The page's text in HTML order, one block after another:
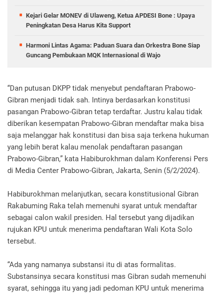
Kejari Gelar MONEV di Ulaweng, Ketua APDESI Bone : Upaya
Peningkatan Desa Harus Kita Support
Harmoni Lintas Agama: Paduan Suara dan Orkestra Bone Siap
Guncang Pembukaan MQK Internasional di Wajo
“Dan putusan DKPP tidak menyebut pendaftaran Prabowo-
Gibran menjadi tidak sah. Intinya berdasarkan konstitusi
pasangan Prabowo-Gibran tetap terdaftar. Justru kalau tidak
diberikan kesempatan Prabowo-Gibran mendaftar maka bisa
saja melanggar hak konstitusi dan bisa saja terkena hukuman
yang lebih berat kalau menolak pendaftaran pasangan
Prabowo-Gibran,” kata Habiburokhman dalam Konferensi Pers
di Media Center Prabowo-Gibran, Jakarta, Senin (5/2/2024).
Habiburokhman melanjutkan, secara konstitusional Gibran
Rakabuming Raka telah memenuhi syarat untuk mendaftar
sebagai calon wakil presiden. Hal tersebut yang dijadikan
rujukan KPU untuk menerima pendaftaran Wali Kota Solo
tersebut.
“Ada yang namanya substansi itu di atas formalitas.
Substansinya secara konstitusi mas Gibran sudah memenuhi
syarat, sehingga itu yang jadi pedoman KPU untuk menerima